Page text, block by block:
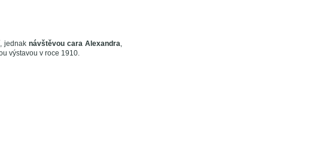
jednak návštěvou cara Alexandra,
výstavou v roce 1910.